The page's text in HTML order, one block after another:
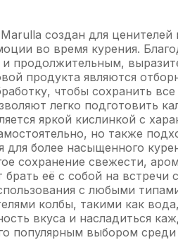
создан для
во время курения.
продолжительным,
продукта являются
чтобы сохранить
легко подготовить
яркой кислинкой с
но также
для более насыщенного
сохранение свежести,
брать её с собой на
с любыми
колбы, такими как
вкуса и насладиться
популярным выбором